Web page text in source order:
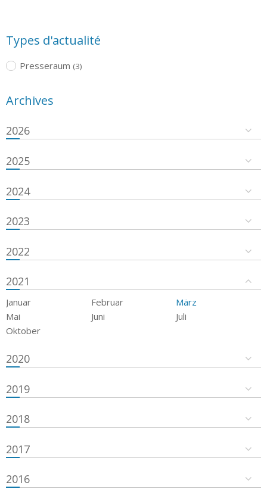
Types d'actualité
Presseraum (3)
Archives
2026
2025
2024
2023
2022
2021
Januar Februar
März
Mai
Juni
Juli
Oktober
2020
2019
2018
2017
2016